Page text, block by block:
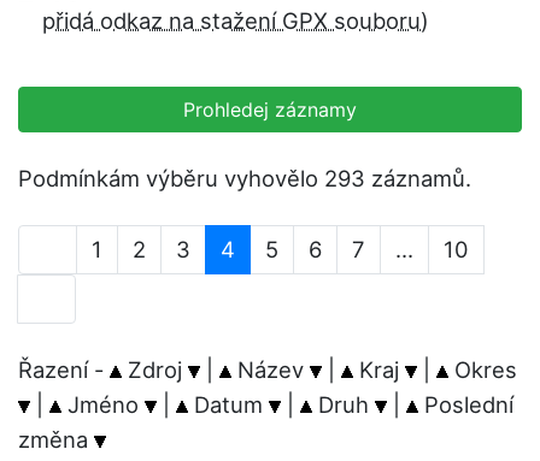
Prohledej záznamy
Podmínkám výběru vyhovělo 293 záznamů.
1 2 3 4 5 6 7 ... 10
Řazení - Zdroj Název Kraj
Okres
Jméno Datum Druh
Poslední
změna